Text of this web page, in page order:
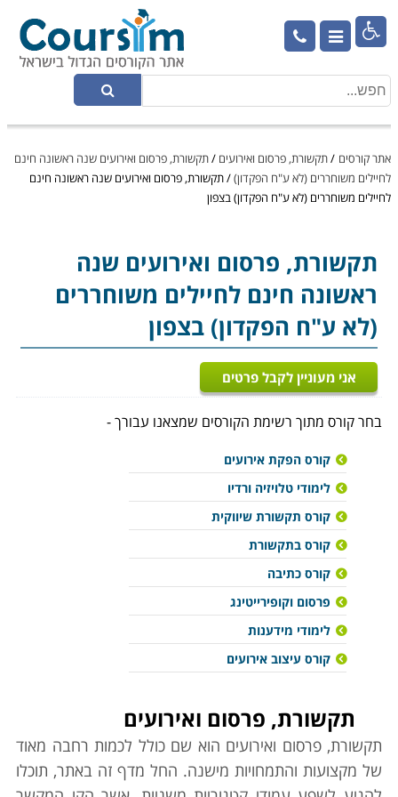

אתר קורסים /תקשורת, פרסום ואירועים /תקשורת, פרסום ואירועים שנה ראשונה חינם
לחיילים משוחררים (לא ע"ח הפקדון)/תקשורת, פרסום ואירועים שנה ראשונה חינם
לחיילים משוחררים (לא ע"ח הפקדון) בצפון
תקשורת, פרסום ואירועים שנה
ראשונה חינם לחיילים משוחררים
(לא ע"ח הפקדון) בצפון
אני מעוניין לקבל פרטים
בחר קורס מתוך רשימת הקורסים שמצאנו עבורך -
קורס הפקת אירועים
לימודי טלויזיה ורדיו
קורס תקשורת שיווקית
קורס בתקשורת
קורס כתיבה
פרסום וקופירייטינג
לימודי מידענות
קורס עיצוב אירועים
תקשורת, פרסום ואירועים
תקשורת, פרסום ואירועים הוא שם כולל לכמות רחבה מאוד
של מקצועות והתמחויות מישנה. החל מדף זה באתר, תוכלו